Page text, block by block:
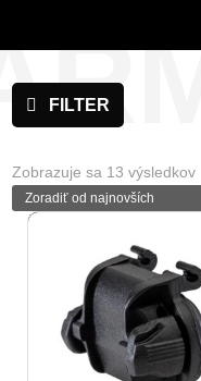
FILTER
Zobrazuje sa 13 výsledkov